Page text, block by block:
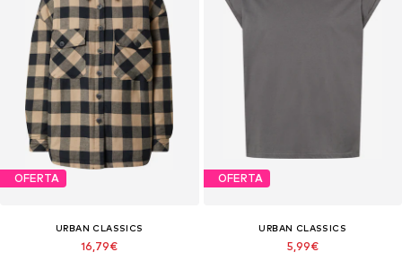
OFERTA
URBAN CLASSICS
16,79€
OFERTA
URBAN CLASSICS
5,99€